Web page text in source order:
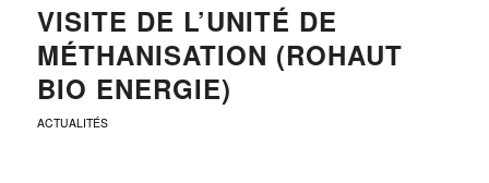
VISITE DE L’UNITÉ DE
MÉTHANISATION (ROHAUT
BIO ENERGIE)
ACTUALITÉS